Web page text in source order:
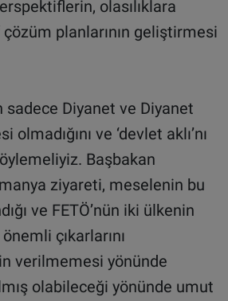
olasılıklara
planlarının geliştirmesi
sadece Diyanet ve Diyanet
ve ‘devlet aklı’nı
Başbakan
ziyareti, meselenin bu
ve FETÖ’nün iki ülkenin
çıkarlarını
verilmemesi yönünde
olabileceği yönünde umut